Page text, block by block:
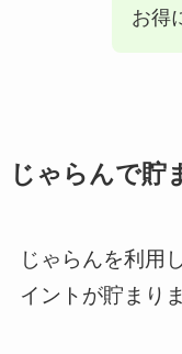
お得
じゃらんで貯
じゃらんを利用
イントが貯まり